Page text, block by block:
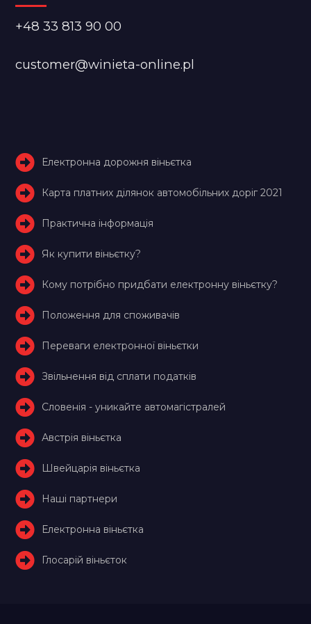
+48 33 813 90 00
customer@winieta-online.pl
Електронна дорожня віньєтка
Карта платних ділянок автомобільних доріг 2021
Практична інформація
Як купити віньєтку?
Кому потрібно придбати електронну віньєтку?
Положення для споживачів
Переваги електронної віньєтки
Звільнення від сплати податків
Словенія - уникайте автомагістралей
Австрія віньєтка
Швейцарія віньєтка
Наші партнери
Електронна віньєтка
Глосарій віньєток